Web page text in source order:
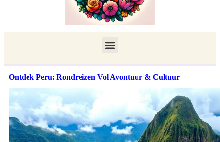
Ontdek Peru: Rondreizen Vol Avontuur & Cultuur